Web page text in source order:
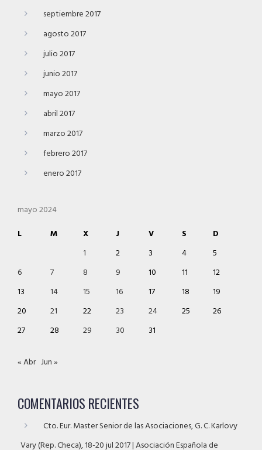
septiembre 2017
agosto 2017
julio 2017
junio 2017
mayo 2017
abril 2017
marzo 2017
febrero 2017
enero 2017
mayo 2024
L
M X J V S
D
1
2 3 4
5
6
7 8 9 10 11
12
13
14 15 16 17 18
19
20
21 22 23 24 25
26
27
28 29 30 31
« Abr Jun »
COMENTARIOS RECIENTES
Cto. Eur. Master Senior de las Asociaciones, G. C. Karlovy
Vary (Rep. Checa), 18-20 jul 2017 | Asociación Española de